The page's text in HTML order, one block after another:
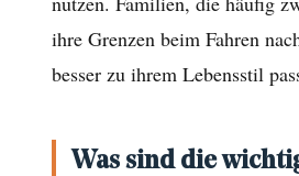
anderen
ab?
ihre Grenzen beim Fahren
besser zu ihrem Lebensstil
Was sind die